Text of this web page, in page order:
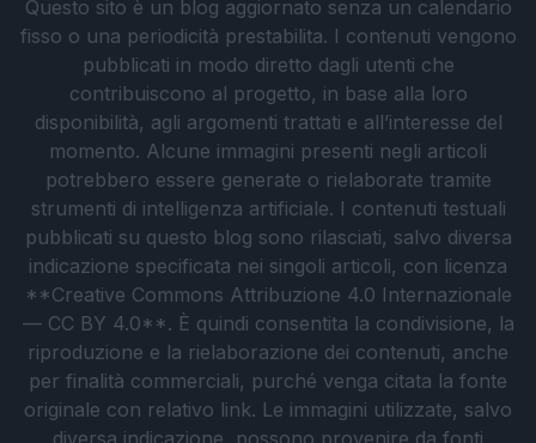
Questo sito è un blog aggiornato senza un calendario
fisso o una periodicità prestabilita. I contenuti vengono
pubblicati in modo diretto dagli utenti che
contribuiscono al progetto, in base alla loro
disponibilità, agli argomenti trattati e all’interesse del
momento. Alcune immagini presenti negli articoli
potrebbero essere generate o rielaborate tramite
strumenti di intelligenza artificiale. I contenuti testuali
pubblicati su questo blog sono rilasciati, salvo diversa
indicazione specificata nei singoli articoli, con licenza
**Creative Commons Attribuzione 4.0 Internazionale
— CC BY 4.0**. È quindi consentita la condivisione, la
riproduzione e la rielaborazione dei contenuti, anche
per finalità commerciali, purché venga citata la fonte
originale con relativo link. Le immagini utilizzate, salvo